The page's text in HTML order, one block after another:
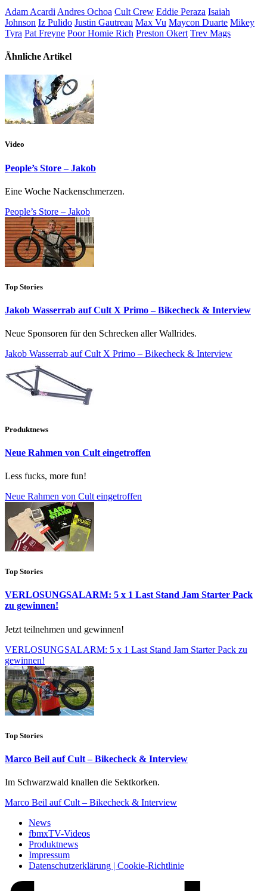
Adam Acardi Andres Ochoa Cult Crew Eddie Peraza Isaiah
Johnson Iz Pulido Justin Gautreau Max Vu Maycon Duarte Mikey
Tyra Pat Freyne Poor Homie Rich Preston Okert Trev Mags
Ähnliche Artikel
Video
People’s Store – Jakob
Eine Woche Nackenschmerzen.
People’s Store – Jakob
Top Stories
Jakob Wasserrab auf Cult X Primo – Bikecheck & Interview
Neue Sponsoren für den Schrecken aller Wallrides.
Jakob Wasserrab auf Cult X Primo – Bikecheck & Interview
Produktnews
Neue Rahmen von Cult eingetroffen
Less fucks, more fun!
Neue Rahmen von Cult eingetroffen
Top Stories
VERLOSUNGSALARM: 5 x 1 Last Stand Jam Starter Pack
zu gewinnen!
Jetzt teilnehmen und gewinnen!
VERLOSUNGSALARM: 5 x 1 Last Stand Jam Starter Pack zu
gewinnen!
Top Stories
Marco Beil auf Cult – Bikecheck & Interview
Im Schwarzwald knallen die Sektkorken.
Marco Beil auf Cult – Bikecheck & Interview
News
fbmxTV-Videos
Produktnews
Impressum
Datenschutzerklärung | Cookie-Richtlinie